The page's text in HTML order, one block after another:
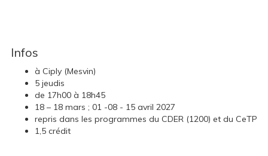
Infos
à Ciply (Mesvin)
5 jeudis
de 17h00 à 18h45
18 – 18 mars ; 01 -08 - 15 avril 2027
repris dans les programmes du CDER (1200) et du CeTP
1,5 crédit